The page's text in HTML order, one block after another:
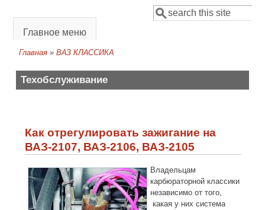
Форма поиска
Поиск
Главное меню
Главная » ВАЗ КЛАССИКА
Техобслуживание
Как отрегулировать зажигание на
ВАЗ-2107, ВАЗ-2106, ВАЗ-2105
Владельцам
карбюраторной классики
независимо от того,
какая у них система